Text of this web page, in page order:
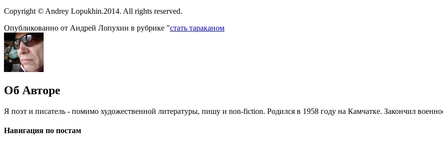
Copyright © Andrey Lopukhin.2014. All rights reserved.
Опубликованно от Андрей Лопухин в рубрике "стать тараканом
Об Авторе
Я поэт и писатель - помимо художественной литературы, пишу и non-fiction. Родился в 1958 году на Камчатке. Закончил
Навигация по постам